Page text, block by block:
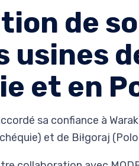
de
usines
et en
sa confiance à
et de Biłgoraj